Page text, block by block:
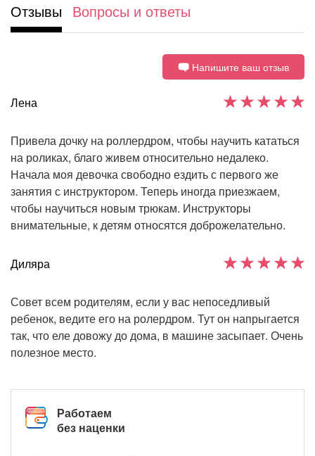
Отзывы Вопросы и ответы
Напишите ваш отзыв
Лена
Привела дочку на роллердром, чтобы научить кататься
на роликах, благо живем относительно недалеко.
Начала моя девочка свободно ездить с первого же
занятия с инструктором. Теперь иногда приезжаем,
чтобы научиться новым трюкам. Инструкторы
внимательные, к детям относятся доброжелательно.
Диляра
Совет всем родителям, если у вас непоседливый
ребенок, ведите его на ролердром. Тут он напрыгается
так, что еле довожу до дома, в машине засыпает. Очень
полезное место.
Работаем
без наценки